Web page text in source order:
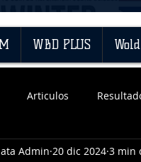
WBD PLUS
Articulos
Admin 20 dic 2024 3 min